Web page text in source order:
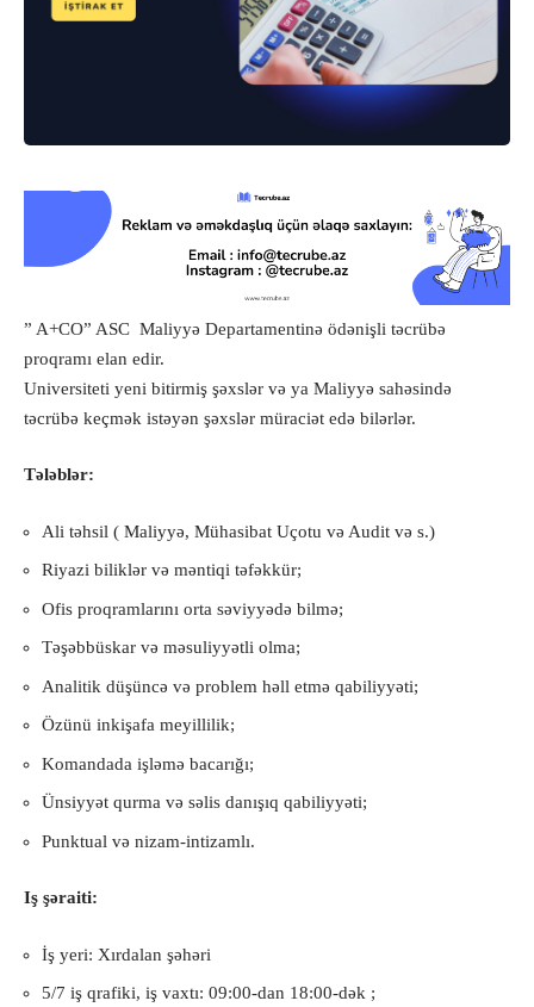
” A+CO” ASC Maliyyə Departamentinə ödənişli təcrübə
proqramı elan edir.
Universiteti yeni bitirmiş şəxslər və ya Maliyyə sahəsində
təcrübə keçmək istəyən şəxslər müraciət edə bilərlər.
Tələblər:
Ali təhsil ( Maliyyə, Mühasibat Uçotu və Audit və s.)
Riyazi biliklər və məntiqi təfəkkür;
Ofis proqramlarını orta səviyyədə bilmə;
Təşəbbüskar və məsuliyyətli olma;
Analitik düşüncə və problem həll etmə qabiliyyəti;
Özünü inkişafa meyillilik;
Komandada işləmə bacarığı;
Ünsiyyət qurma və səlis danışıq qabiliyyəti;
Punktual və nizam-intizamlı.
Iş şəraiti:
İş yeri: Xırdalan şəhəri
5/7 iş qrafiki, iş vaxtı: 09:00-dan 18:00-dək ;